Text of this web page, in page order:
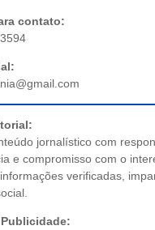
contato:
jornalístico com
e compromisso com o
verificadas,